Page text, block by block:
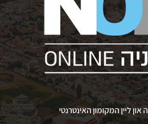
און ליין המקומון האינטרנטי